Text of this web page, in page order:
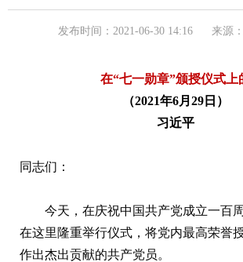
发布时间：2021-06-30 14:16 来源
在“七一勋章”颁授仪式上
（2021年6月29日）
习近平
同志们：
今天，在庆祝中国共产党成立一百
在这里隆重举行仪式，将党内最高荣誉
作出杰出贡献的共产党员。